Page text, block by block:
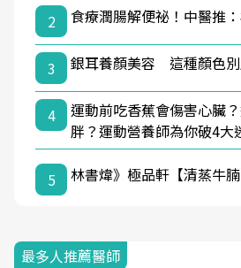
2
食療潤腸解便祕！中醫推
3 銀耳養顏美容 這種顏色
4
運動前吃香蕉會傷害心臟
胖？運動營養師為你破4大
5 林書煒》極品軒【清蒸牛腩
最多人推薦醫師